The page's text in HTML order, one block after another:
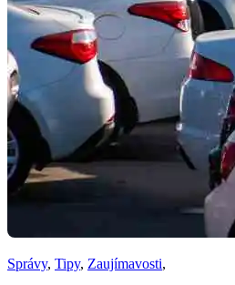
Správy, Tipy, Zaujímavosti,